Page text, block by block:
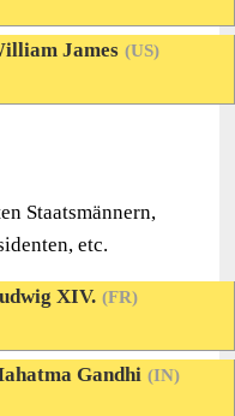
James (US)
Staatsmännern,
etc.
XIV. (FR)
Gandhi (IN)